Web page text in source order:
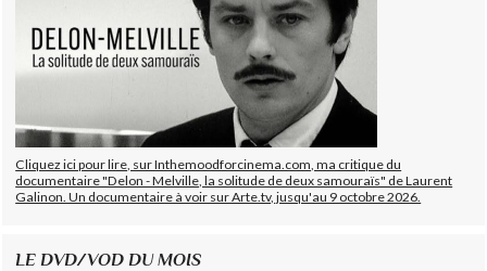
Cliquez ici pour lire, sur Inthemoodforcinema.com, ma critique du
documentaire "Delon - Melville, la solitude de deux samouraïs" de Laurent
Galinon. Un documentaire à voir sur Arte.tv, jusqu'au 9 octobre 2026.
LE DVD/VOD DU MOIS